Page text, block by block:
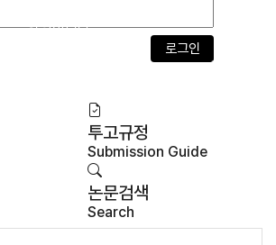
학회입니다.
투고규정
Submission Guide
논문검색
Search